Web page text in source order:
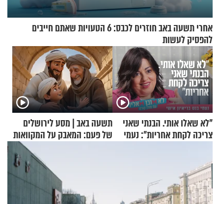
אחרי תשעה באב חוזרים לכבס: 6 הטעויות שאתם חייבים
להפסיק לעשות
"לא שאלו אותי. הבנתי שאני
צריכה לקחת אחריות": נעמי
תשעה באב | מסע לירושלים
של פעם: המאבק על המקוואות